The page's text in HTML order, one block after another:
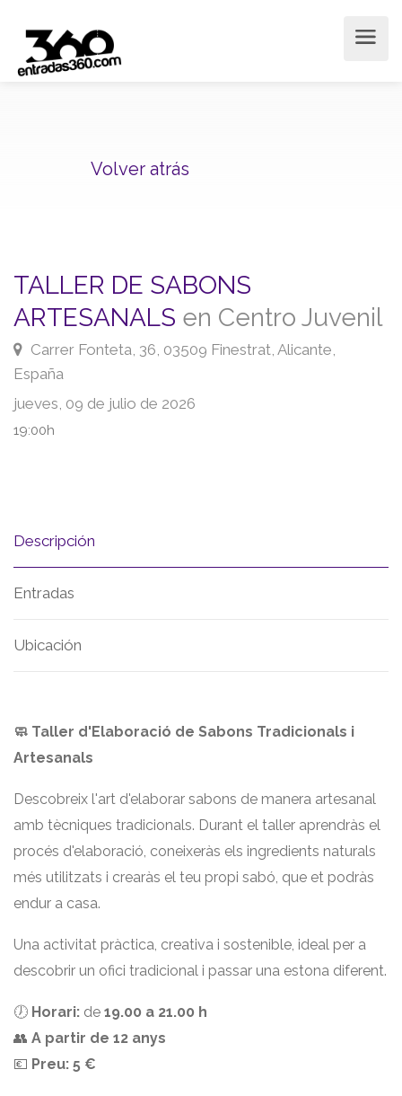
Volver atrás
TALLER DE SABONS
ARTESANALS en Centro Juvenil
Carrer Fonteta, 36, 03509 Finestrat, Alicante,
España
jueves, 09 de julio de 2026
19:00h
Descripción
Entradas
Ubicación
🧼 Taller d'Elaboració de Sabons Tradicionals i
Artesanals
Descobreix l'art d'elaborar sabons de manera artesanal
amb tècniques tradicionals. Durant el taller aprendràs el
procés d'elaboració, coneixeràs els ingredients naturals
més utilitzats i crearàs el teu propi sabó, que et podràs
endur a casa.
Una activitat pràctica, creativa i sostenible, ideal per a
descobrir un ofici tradicional i passar una estona diferent.
🕖 Horari: de 19.00 a 21.00 h
👥 A partir de 12 anys
💶 Preu: 5 €